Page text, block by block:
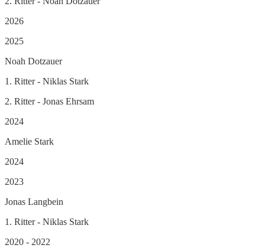
2026
2025
Noah Dotzauer
1. Ritter - Niklas Stark
2. Ritter - Jonas Ehrsam
2024
Amelie Stark
2024
2023
Jonas Langbein
1. Ritter - Niklas Stark
2020 - 2022